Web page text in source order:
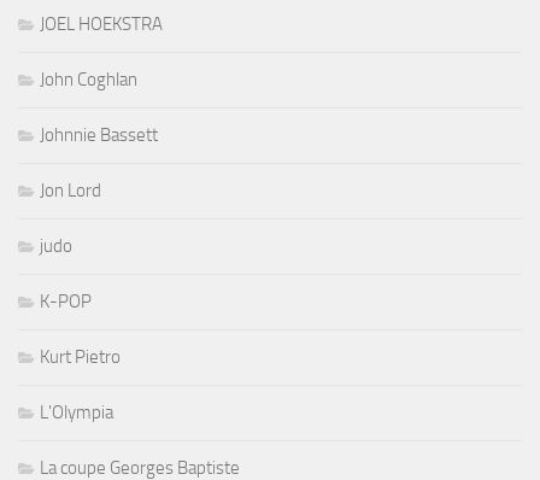
JOEL HOEKSTRA
John Coghlan
Johnnie Bassett
Jon Lord
judo
K-POP
Kurt Pietro
L'Olympia
La coupe Georges Baptiste